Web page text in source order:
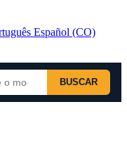
Español (CO)
BUSCAR